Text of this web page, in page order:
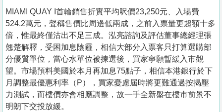
MIAMI QUAY I首輪銷售折實平均呎價23,250元、入場費
524.2萬元，聲稱售價比周邊低兩成，之前入票量更超額十多
倍，惟最終僅沽出不足三成。泓亮諮詢及評估董事總經理張
翹楚解釋，受困加息陰霾，相信大部分入票客只打算選購部
分優質單位，當心水單位被揀選後，買家寧願暫緩入市觀
望。市場預料美國於本月再加息75點子，相信本港銀行於下
月調整最優惠利率（P），買家憂慮屆時將更難通過按揭壓
力測試，而樓價亦會相應調整，故一手全新盤在樓市前景不
明朗下交投放緩。